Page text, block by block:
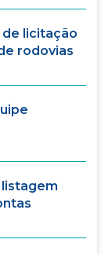
de licitação
rodovias
listagem